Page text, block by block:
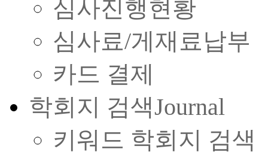
심사진행현황
심사료/게재료납부
카드 결제
학회지 검색Journal
키워드 학회지 검색